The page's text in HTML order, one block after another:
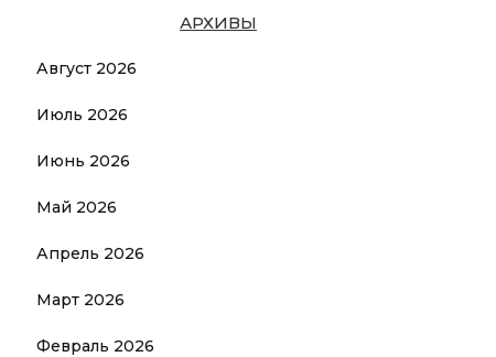
АРХИВЫ
Август 2026
Июль 2026
Июнь 2026
Май 2026
Апрель 2026
Март 2026
Февраль 2026